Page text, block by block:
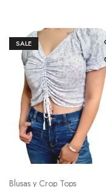
SALE
Blusas y Crop Tops